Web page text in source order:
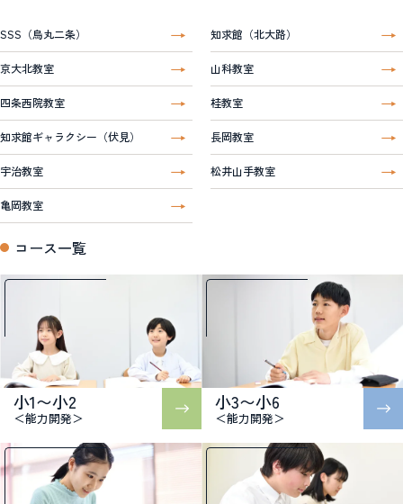
SSS（烏丸二条） 知求館（北大路）
京大北教室 山科教室
四条西院教室 桂教室
知求館ギャラクシー（伏見） 長岡教室
宇治教室 松井山手教室
亀岡教室
コース一覧
小1〜小2
＜能力開発＞
小3〜小6
＜能力開発＞